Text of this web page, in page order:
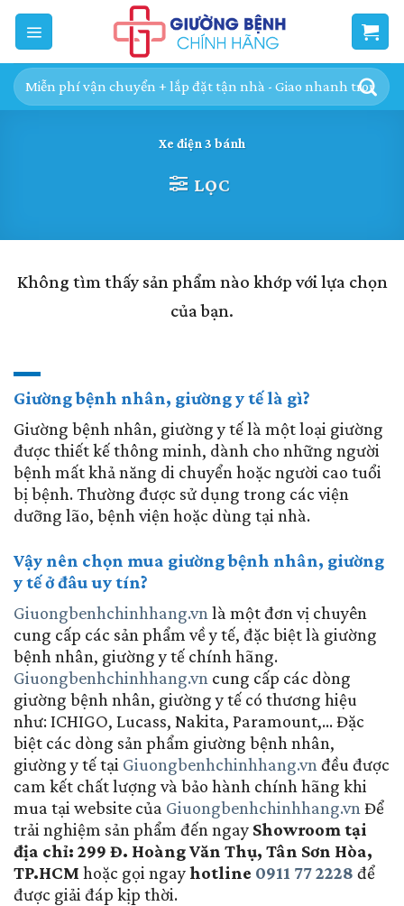
Skip
to
content
Tìm
kiếm:
Xe điện 3 bánh
LỌC
Không tìm thấy sản phẩm nào khớp với lựa chọn
của bạn.
Giường bệnh nhân, giường y tế là gì?
Giường bệnh nhân, giường y tế là một loại giường
được thiết kế thông minh, dành cho những người
bệnh mất khả năng di chuyển hoặc người cao tuổi
bị bệnh. Thường được sử dụng trong các viện
dưỡng lão, bệnh viện hoặc dùng tại nhà.
Vậy nên chọn mua giường bệnh nhân, giường
y tế ở đâu uy tín?
Giuongbenhchinhhang.vn là một đơn vị chuyên
cung cấp các sản phẩm về y tế, đặc biệt là giường
bệnh nhân, giường y tế chính hãng.
Giuongbenhchinhhang.vn cung cấp các dòng
giường bệnh nhân, giường y tế có thương hiệu
như: ICHIGO, Lucass, Nakita, Paramount,...Đặc
biệt các dòng sản phẩm giường bệnh nhân,
giường y tế tại Giuongbenhchinhhang.vn đều được
cam kết chất lượng và bảo hành chính hãng khi
mua tại website của Giuongbenhchinhhang.vn Để
trải nghiệm sản phẩm đến ngay Showroom tại
địa chỉ: 299 Đ. Hoàng Văn Thụ, Tân Sơn Hòa,
TP.HCM hoặc gọi ngayhotline 0911 77 2228 để
được giải đáp kịp thời.